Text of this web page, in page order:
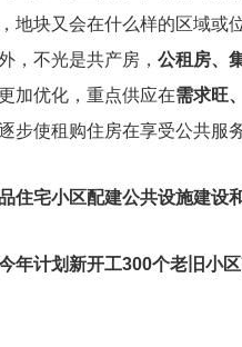
地块又会在什么样的区域或
，不光是共产房， 公租房、
加优化，重点供应在需求旺
步使租购住房在享受公共服
住宅小区配建公共设施建设
年计划新开工300个老旧小